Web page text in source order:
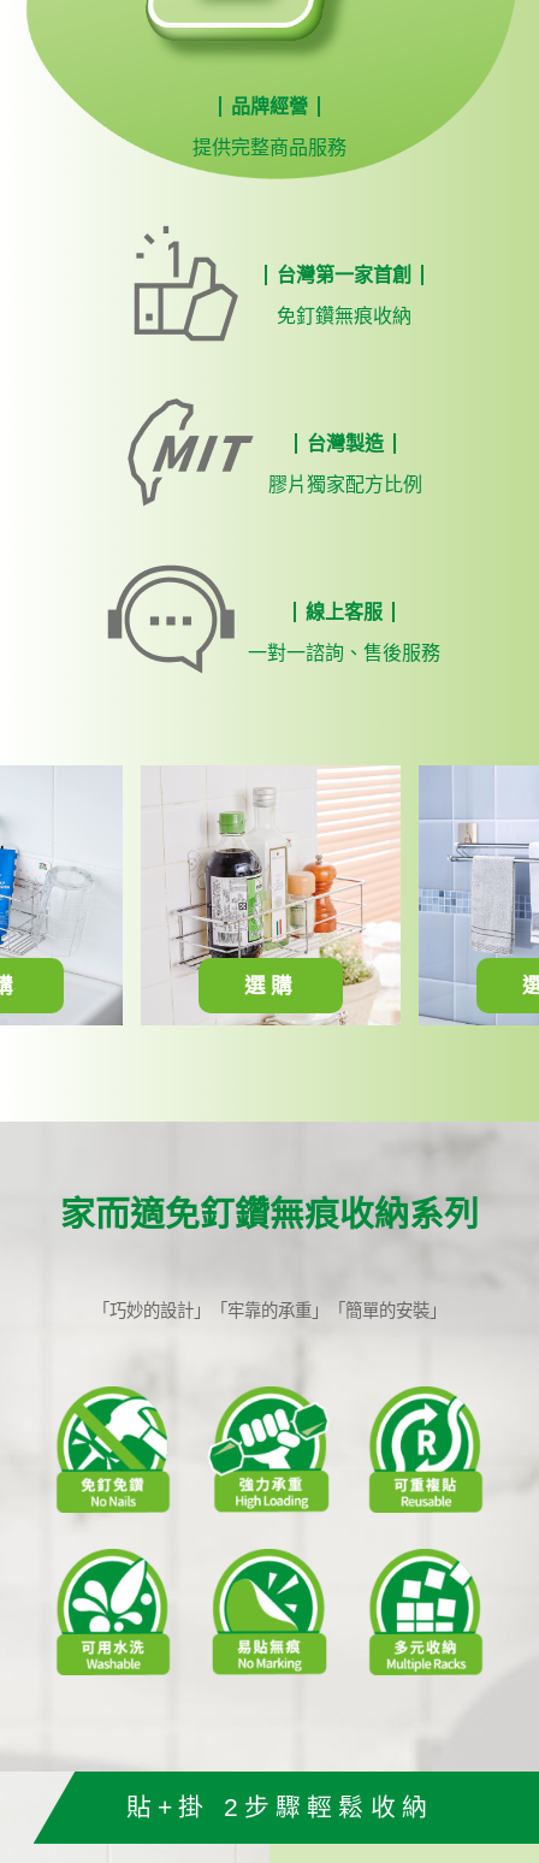
品牌經營
提供完整商品服務
台灣第一家首創
免釘鑽無痕收納
台灣製造
膠片獨家配方比例
線上客服
一對一諮詢、售後服務
選購
家而適免釘鑽無痕收納系列
「巧妙的設計」「牢靠的承重」「簡單的安裝」
貼+掛 2步驟輕鬆收納